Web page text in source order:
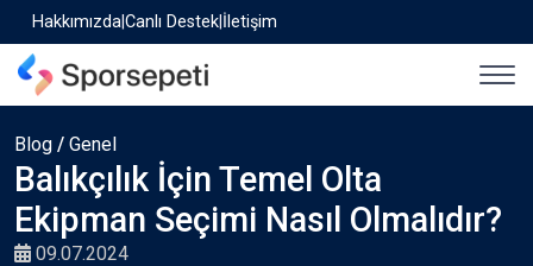
HakkımızdaCanlı Destek İletişim
Blog / Genel
Balıkçılık İçin Temel Olta
Ekipman Seçimi Nasıl Olmalıdır?
09.07.2024